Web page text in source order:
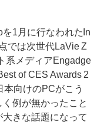
1月に行なわれたIn
では次世代LaVie Z
系メディアEngadge
of CES Awards 2
向けのPCがこう
例が無かったこと
きな話題になって